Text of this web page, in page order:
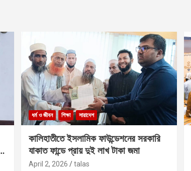
ধর্ম ও জীবন শিক্ষা সারাদেশ
কালিহাতীতে ইসলামিক ফাউন্ডেশনের সরকারি
যাকাত ফান্ডে প্রায় দুই লাখ টাকা জমা
April 2, 2026 talas